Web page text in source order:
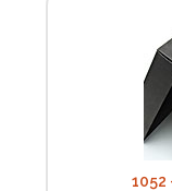
1052